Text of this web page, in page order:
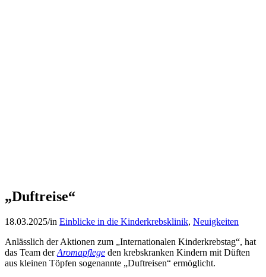
„Duftreise“
18.03.2025/in Einblicke in die Kinderkrebsklinik, Neuigkeiten
Anlässlich der Aktionen zum „Internationalen Kinderkrebstag“, hat
das Team derAromapflege den krebskranken Kindern mit Düften
aus kleinen Töpfen sogenannte „Duftreisen“ ermöglicht.